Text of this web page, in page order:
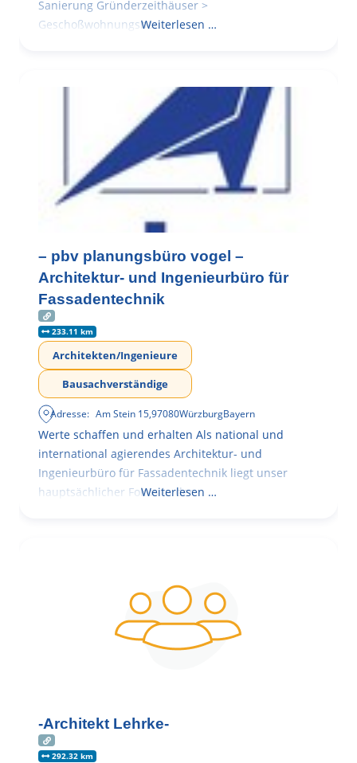
Sanierung Gründerzeithäuser >
GeschoßwohnungsbauWeiterlesen …
– pbv planungsbüro vogel –
Architektur- und Ingenieurbüro für
Fassadentechnik
233.11 km
Architekten/Ingenieure
Bausachverständige
Adresse: Am Stein 15,97080WürzburgBayern
Werte schaffen und erhalten Als national und
international agierendes Architektur- und
Ingenieurbüro für Fassadentechnik liegt unser
hauptsächlicher Fokus in der
Weiterlesen …
-Architekt Lehrke-
292.32 km